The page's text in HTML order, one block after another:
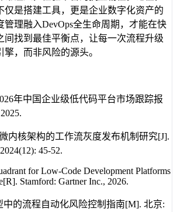
仅是搭建工具，更是企业数字化资产的
管理融入DevOps全生命周期，才能在快
间找到最佳平衡点，让每一次流程升级
，而非风险的源头。
年中国企业级低代码平台市场跟踪报
内核架构的工作流灰度发布机制研究[J].
45-52.
for Low-Code Development Platforms
Stamford: Gartner Inc., 2026.
中的流程自动化风险控制指南[M]. 北京: